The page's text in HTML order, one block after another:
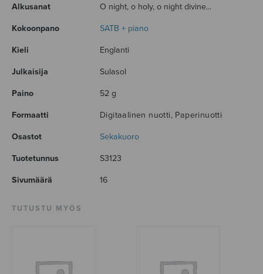
Alkusanat O night, o holy, o night divine...
Kokoonpano SATB + piano
Kieli Englanti
Julkaisija Sulasol
Paino 52 g
Formaatti Digitaalinen nuotti, Paperinuotti
Osastot Sekakuoro
Tuotetunnus S3123
Sivumäärä 16
TUTUSTU MYÖS